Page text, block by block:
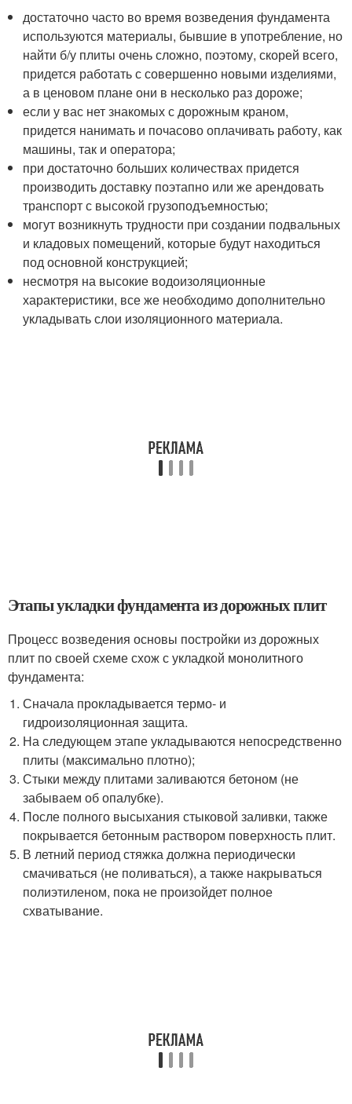
достаточно часто во время возведения фундамента
используются материалы, бывшие в употребление, но
найти б/у плиты очень сложно, поэтому, скорей всего,
придется работать с совершенно новыми изделиями,
а в ценовом плане они в несколько раз дороже;
если у вас нет знакомых с дорожным краном,
придется нанимать и почасово оплачивать работу, как
машины, так и оператора;
при достаточно больших количествах придется
производить доставку поэтапно или же арендовать
транспорт с высокой грузоподъемностью;
могут возникнуть трудности при создании подвальных
и кладовых помещений, которые будут находиться
под основной конструкцией;
несмотря на высокие водоизоляционные
характеристики, все же необходимо дополнительно
укладывать слои изоляционного материала.
Этапы укладки фундамента из дорожных плит
Процесс возведения основы постройки из дорожных
плит по своей схеме схож с укладкой монолитного
фундамента:
Сначала прокладывается термо- и
гидроизоляционная защита.
На следующем этапе укладываются непосредственно
плиты (максимально плотно);
Стыки между плитами заливаются бетоном (не
забываем об опалубке).
После полного высыхания стыковой заливки, также
покрывается бетонным раствором поверхность плит.
В летний период стяжка должна периодически
смачиваться (не поливаться), а также накрываться
полиэтиленом, пока не произойдет полное
схватывание.